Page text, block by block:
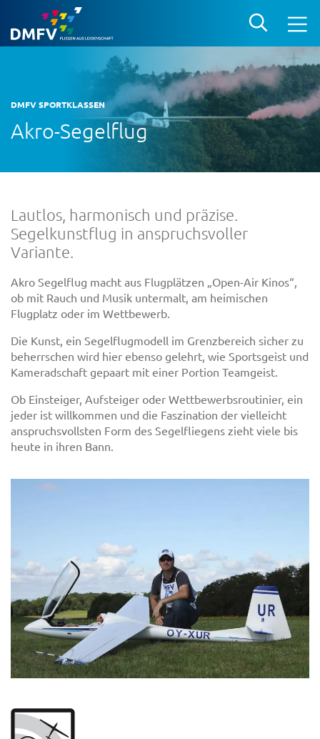
DMFV SPORTKLASSEN
Akro-Segelflug
Lautlos, harmonisch und präzise.
Segelkunstflug in anspruchsvoller
Variante.
Akro Segelflug macht aus Flugplätzen „Open-Air Kinos“,
ob mit Rauch und Musik untermalt, am heimischen
Flugplatz oder im Wettbewerb.
Die Kunst, ein Segelflugmodell im Grenzbereich sicher zu
beherrschen wird hier ebenso gelehrt, wie Sportsgeist und
Kameradschaft gepaart mit einer Portion Teamgeist.
Ob Einsteiger, Aufsteiger oder Wettbewerbsroutinier, ein
jeder ist willkommen und die Faszination der vielleicht
anspruchsvollsten Form des Segelfliegens zieht viele bis
heute in ihren Bann.